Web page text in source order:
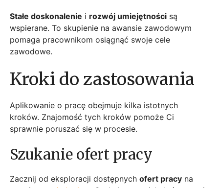
Stałe doskonalenie i rozwój umiejętności są
wspierane. To skupienie na awansie zawodowym
pomaga pracownikom osiągnąć swoje cele
zawodowe.
Kroki do zastosowania
Aplikowanie o pracę obejmuje kilka istotnych
kroków. Znajomość tych kroków pomoże Ci
sprawnie poruszać się w procesie.
Szukanie ofert pracy
Zacznij od eksploracji dostępnych ofert pracy na